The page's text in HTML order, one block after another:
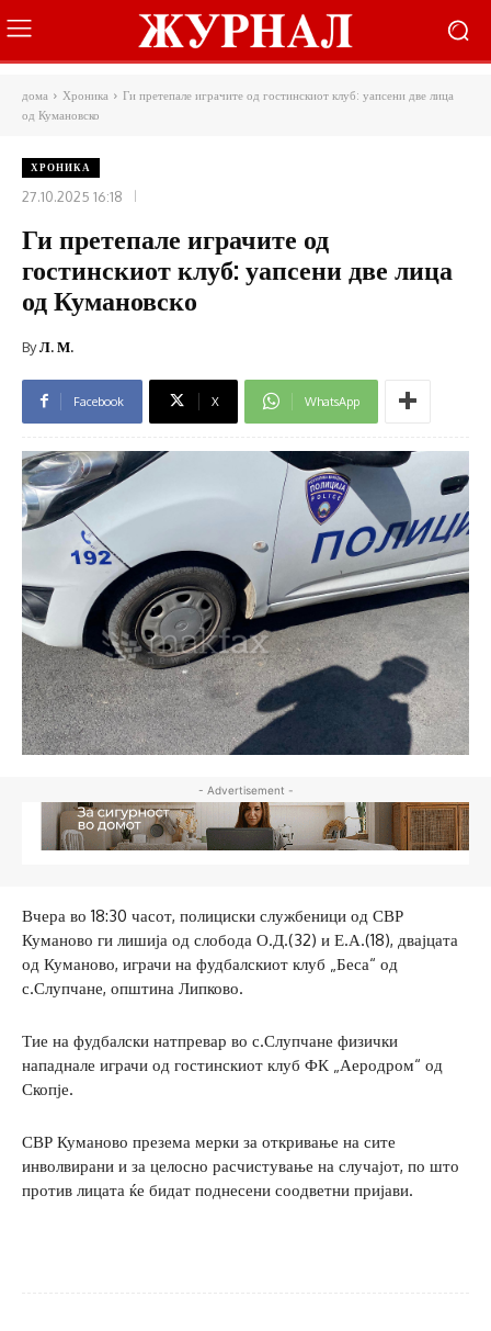
дома Хроника
Ги претепале играчите од гостинскиот клуб: уапсени две лица
од Кумановско
ХРОНИКА
27.10.2025 16:18
Ги претепале играчите од
гостинскиот клуб: уапсени две лица
од Кумановско
ByЛ. М.
Facebook X WhatsApp
- Advertisement -
Вчера во 18:30 часот, полициски службеници од СВР
Куманово ги лишија од слобода О.Д.(32) и Е.А.(18), двајцата
од Куманово, играчи на фудбалскиот клуб „Беса“ од
с.Слупчане, општина Липково.
Тие на фудбалски натпревар во с.Слупчане физички
нападнале играчи од гостинскиот клуб ФК „Аеродром“ од
Скопје.
СВР Куманово презема мерки за откривање на сите
инволвирани и за целосно расчистување на случајот, по што
против лицата ќе бидат поднесени соодветни пријави.